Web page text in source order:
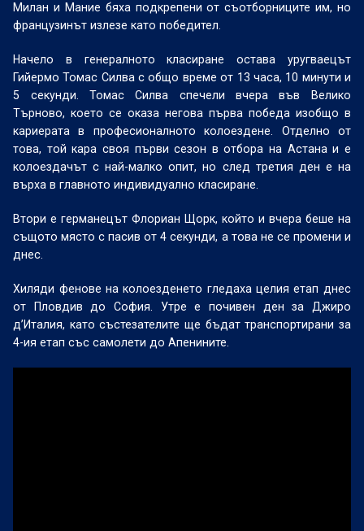
Милан и Мание бяха подкрепени от съотборниците им, но
французинът излезе като победител.
Начело в генералното класиране остава уругваецът
Гийермо Томас Силва с общо време от 13 часа, 10 минути и
5 секунди. Томас Силва спечели вчера във Велико
Търново, което се оказа негова първа победа изобщо в
кариерата в професионалното колоездене. Отделно от
това, той кара своя първи сезон в отбора на Астана и е
колоездачът с най-малко опит, но след третия ден е на
върха в главното индивидуално класиране.
Втори е германецът Флориан Щорк, който и вчера беше на
същото място с пасив от 4 секунди, а това не се промени и
днес.
Хиляди фенове на колоезденето гледаха целия етап днес
от Пловдив до София. Утре е почивен ден за Джиро
д’Италия, като състезателите ще бъдат транспортирани за
4-ия етап със самолети до Апенините.